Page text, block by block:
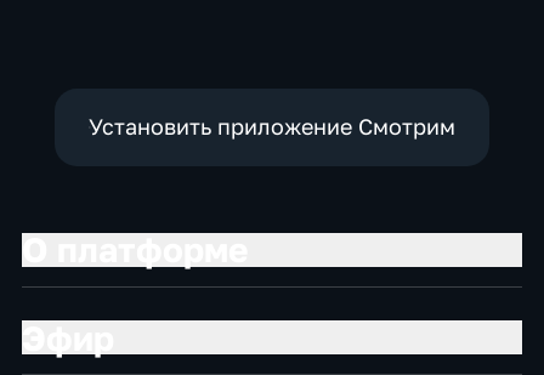
Установить приложение Смотрим